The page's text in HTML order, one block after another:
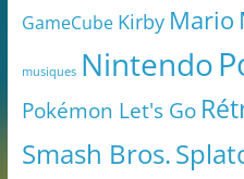
GameCube Kirby Mario
musiques Nintendo
Pokémon Let's Go
Smash Bros.